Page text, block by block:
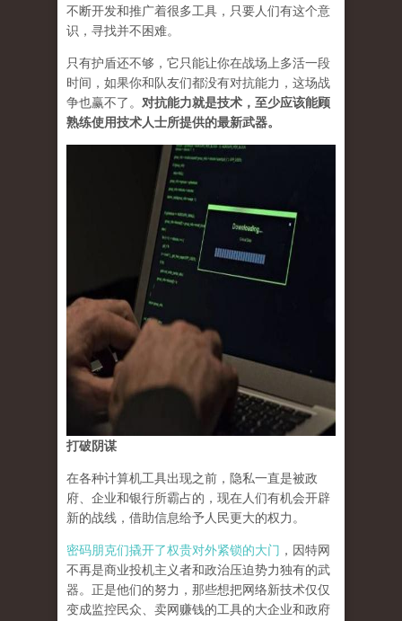
不断开发和推广着很多工具，只要人们有这个意
识，寻找并不困难。
只有护盾还不够，它只能让你在战场上多活一段
时间，如果你和队友们都没有对抗能力，这场战
争也赢不了。 对抗能力就是技术，至少应该能顾
熟练使用技术人士所提供的最新武器。
打破阴谋
在各种计算机工具出现之前，隐私一直是被政
府、企业和银行所霸占的，现在人们有机会开辟
新的战线，借助信息给予人民更大的权力。
密码朋克们撬开了权贵对外紧锁的大门 ，因特网
不再是商业投机主义者和政治压迫势力独有的武
器。正是他们的努力，那些想把网络新技术仅仅
变成监控民众、卖网赚钱的工具的大企业和政府